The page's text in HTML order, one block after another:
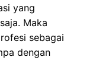
yang
Maka
sebagai
dengan